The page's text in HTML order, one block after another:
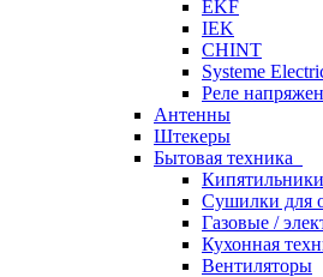
EKF
IEK
CHINT
Systeme
Реле
Антенны
Штекеры
Бытовая техника
Кипятильники
Сушилки для
Газовые /
Кухонная
Вентиляторы